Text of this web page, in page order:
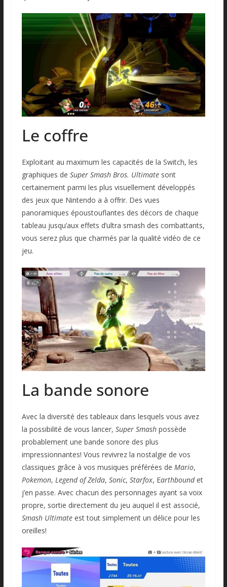
Le coffre
Exploitant au maximum les capacités de la Switch, les
graphiques de Super Smash Bros. Ultimatesont
certainement parmi les plus visuellement développés
des jeux que Nintendo a à offrir. Des vues
panoramiques époustouflantes des décors de chaque
tableau jusqu’aux effets d’ultra smash des combattants,
vous serez plus que charmés par la qualité vidéo de ce
jeu.
La bande sonore
Avec la diversité des tableaux dans lesquels vous avez
la possibilité de vous lancer, Super Smashpossède
probablement une bande sonore des plus
impressionnantes! Vous revivrez la nostalgie de vos
classiques grâce à vos musiques préférées de Mario,
Pokemon, Legend of Zelda, Sonic, Starfox, Earthboundet
j’en passe. Avec chacun des personnages ayant sa voix
propre, sortie directement du jeu auquel il est associé,
Smash Ultimateest tout simplement un délice pour les
oreilles!